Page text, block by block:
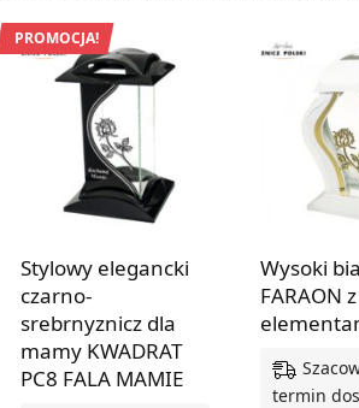
PROMOCJA!
Stylowy elegancki
czarno-
srebrnyznicz dla
mamy KWADRAT
PC8 FALA MAMIE
Wysoki
FARAON z
termin